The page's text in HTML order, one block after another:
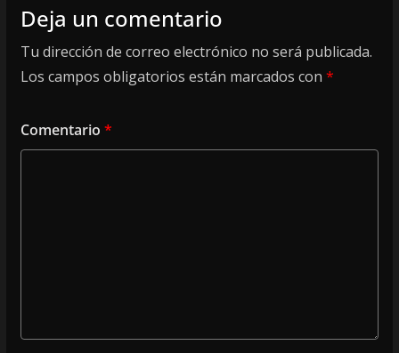
Deja un comentario
Tu dirección de correo electrónico no será publicada.
Los campos obligatorios están marcados con *
Comentario *